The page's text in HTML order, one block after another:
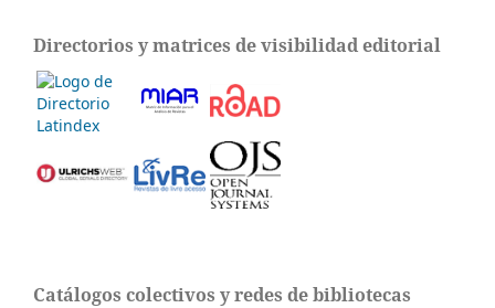
Directorios y matrices de visibilidad editorial
Catálogos colectivos y redes de bibliotecas